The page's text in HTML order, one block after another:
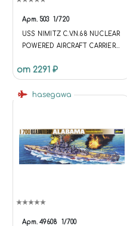
Арт. 503 1/720
USS NIMITZ C.V.N.68 NUCLEAR
POWERED AIRCRAFT CARRIER
АТОМНЫЙ АВИАНОСЕЦ)
от 2291 ₽
hasegawa
Арт. 49608 1/700